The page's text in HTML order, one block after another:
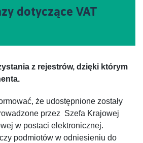
dotyczące VAT
z rejestrów, dzięki którym
że udostępnione zostały
przez Szefa Krajowej
w postaci elektronicznej.
podmiotów w odniesieniu do